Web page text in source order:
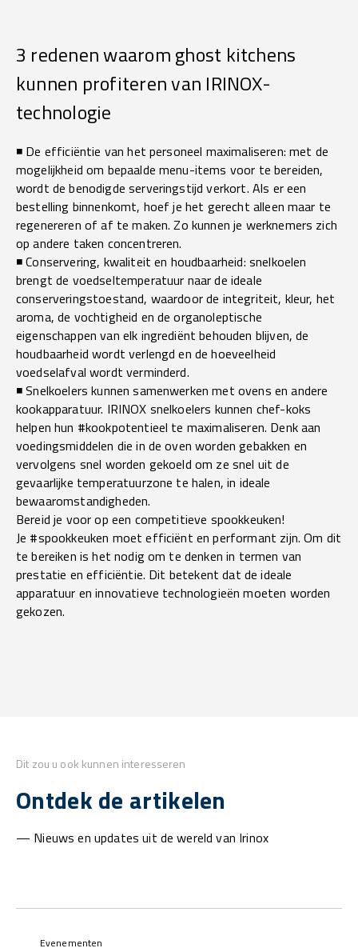
3 redenen waarom ghost kitchens
kunnen profiteren van IRINOX-
technologie
◾ De efficiëntie van het personeel maximaliseren: met de
mogelijkheid om bepaalde menu-items voor te bereiden,
wordt de benodigde serveringstijd verkort. Als er een
bestelling binnenkomt, hoef je het gerecht alleen maar te
regenereren of af te maken. Zo kunnen je werknemers zich
op andere taken concentreren.
◾ Conservering, kwaliteit en houdbaarheid: snelkoelen
brengt de voedseltemperatuur naar de ideale
conserveringstoestand, waardoor de integriteit, kleur, het
aroma, de vochtigheid en de organoleptische
eigenschappen van elk ingrediënt behouden blijven, de
houdbaarheid wordt verlengd en de hoeveelheid
voedselafval wordt verminderd.
◾ Snelkoelers kunnen samenwerken met ovens en andere
kookapparatuur. IRINOX snelkoelers kunnen chef-koks
helpen hun #kookpotentieel te maximaliseren. Denk aan
voedingsmiddelen die in de oven worden gebakken en
vervolgens snel worden gekoeld om ze snel uit de
gevaarlijke temperatuurzone te halen, in ideale
bewaaromstandigheden.
Bereid je voor op een competitieve spookkeuken!
Je #spookkeuken moet efficiënt en performant zijn. Om dit
te bereiken is het nodig om te denken in termen van
prestatie en efficiëntie. Dit betekent dat de ideale
apparatuur en innovatieve technologieën moeten worden
gekozen.
Dit zou u ook kunnen interesseren
Ontdek de artikelen
— Nieuws en updates uit de wereld van Irinox
Evenementen